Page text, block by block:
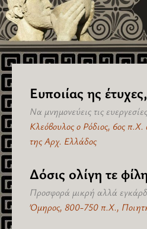
Ευποιίας ης
Να μνημονεύεις τις
Κλεόβουλος ο Ρόδιος, 6ος
της Αρχ. Ελλάδος
Δόσις ολίγη τε
Προσφορά μικρή αλλά
Όμηρος, 800-750 π.Χ.,